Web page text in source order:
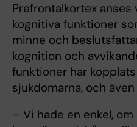
Prefrontalkortex
kognitiva funktioner
minne och
kognition och
funktioner har
sjukdomarna, och
– Vi hade en enkel,